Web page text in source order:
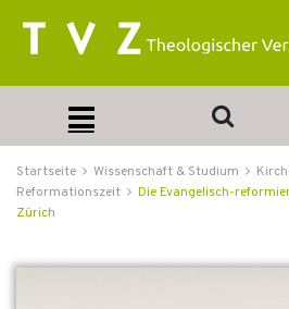
Startseite Wissenschaft & Studium
Reformationszeit
Die Evangelisch-
Zürich